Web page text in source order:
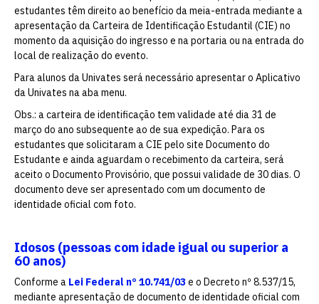
estudantes têm direito ao benefício da meia-entrada mediante a
apresentação da Carteira de Identificação Estudantil (CIE) no
momento da aquisição do ingresso e na portaria ou na entrada do
local de realização do evento.
Para alunos da Univates será necessário apresentar o Aplicativo
da Univates na aba menu.
Obs.: a carteira de identificação tem validade até dia 31 de
março do ano subsequente ao de sua expedição. Para os
estudantes que solicitaram a CIE pelo site Documento do
Estudante e ainda aguardam o recebimento da carteira, será
aceito o Documento Provisório, que possui validade de 30 dias. O
documento deve ser apresentado com um documento de
identidade oficial com foto.
Idosos (pessoas com idade igual ou superior a
60 anos)
Conforme a Lei Federal nº 10.741/03e o Decreto nº 8.537/15,
mediante apresentação de documento de identidade oficial com